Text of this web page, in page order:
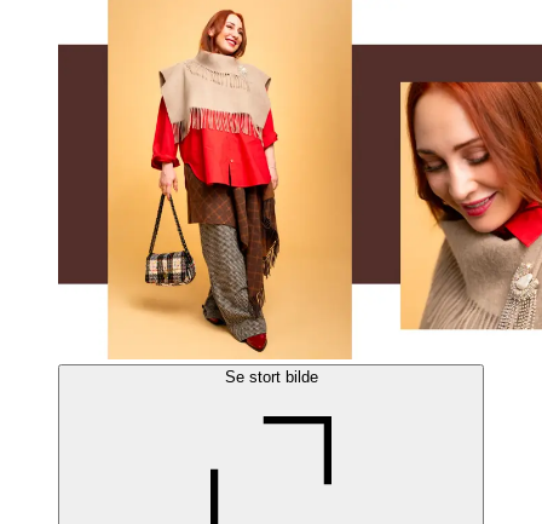
Se stort bilde